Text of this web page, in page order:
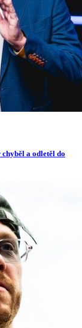
a odletěl do